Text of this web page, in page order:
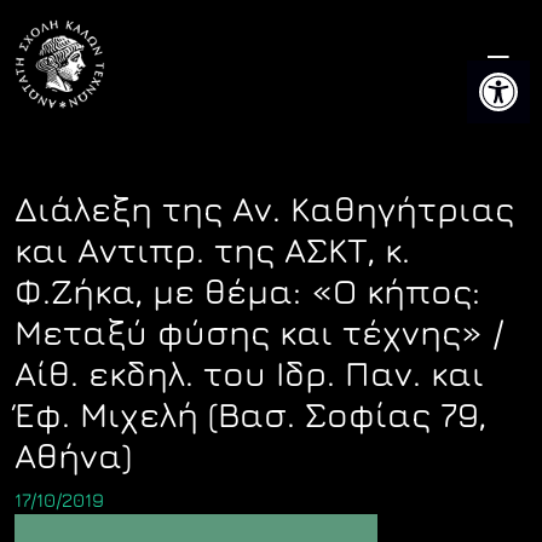
content
Διάλεξη της Αν. Καθηγήτριας
και Αντιπρ. της ΑΣΚΤ, κ.
Φ.Ζήκα, με θέμα: «Ο κήπος:
Μεταξύ φύσης και τέχνης» /
Αίθ. εκδηλ. του Ιδρ. Παν. και
Έφ. Μιχελή (Βασ. Σοφίας 79,
Αθήνα)
17/10/2019